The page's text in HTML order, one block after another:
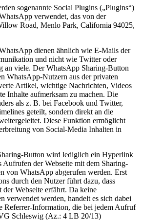
sogenannte Social Plugins („Plugins“)
verwendet, das von der
Road, Menlo Park, California 94025,
dienen ähnlich wie E-Mails der
und nicht wie Twitter oder
an viele. Der WhatsApp Sharing-Button
WhatsApp-Nutzern aus der privaten
Artikel, wichtige Nachrichten, Videos
Inhalte aufmerksam zu machen. Die
als z. B. bei Facebook und Twitter,
geteilt, sondern direkt an die
Diese Funktion ermöglicht
von Social-Media Inhalten in
Button wird lediglich ein Hyperlink
Aufrufen der Webseite mit dem Sharing-
von WhatsApp abgerufen werden. Erst
durch den Nutzer führt dazu, dass
Webseite erfährt. Da keine
verwendet werden, handelt es sich dabei
Referrer-Information, die bei jedem Aufruf
Schleswig (Az.: 4 LB 20/13)